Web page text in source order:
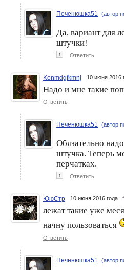
Печенюшка51 (автор
Да, вариант для
штучки!
↑ Ответить
Konmdgfkmnj 10 июня 2016
Надо и мне такие
Ответить
Печенюшка51 (автор
Обязательно
штучка. Теперь
перчатках.
↑ Ответить
ЮюСтр 10 июня 2016 года
лежат такие уже
начну пользоваться
Ответить
Печенюшка51 (автор